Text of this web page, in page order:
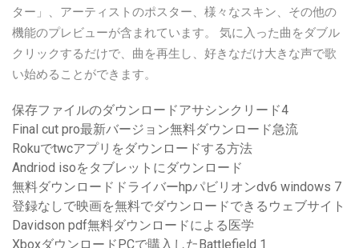
ター」、アーティストのポスター、様々なスキン、その他の
機能のプレビューが含まれています。 気に入った曲をダブル
クリックするだけで、曲を再生し、好きなだけ大きな声で歌
い始めることができます。
保存ファイルのダウンロードアサシンクリード4
Final cut pro最新バージョン無料ダウンロード急流
Rokuでtwcアプリをダウンロードする方法
Andriod isoをタブレットにダウンロード
無料ダウンロードドライバーhpパビリオンdv6 windows 7
登録なしで映画を無料でダウンロードできるウェブサイト
Davidson pdf無料ダウンロードによる医学
XboxダウンロードPCで購入したBattlefield 1